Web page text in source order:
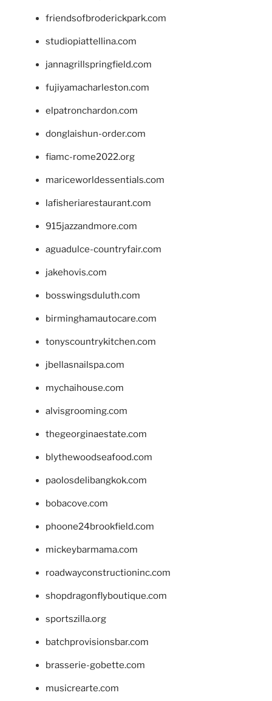
friendsofbroderickpark.com
studiopiattellina.com
jannagrillspringfield.com
fujiyamacharleston.com
elpatronchardon.com
donglaishun-order.com
fiamc-rome2022.org
mariceworldessentials.com
lafisheriarestaurant.com
915jazzandmore.com
aguadulce-countryfair.com
jakehovis.com
bosswingsduluth.com
birminghamautocare.com
tonyscountrykitchen.com
jbellasnailspa.com
mychaihouse.com
alvisgrooming.com
thegeorginaestate.com
blythewoodseafood.com
paolosdelibangkok.com
bobacove.com
phoone24brookfield.com
mickeybarmama.com
roadwayconstructioninc.com
shopdragonflyboutique.com
sportszilla.org
batchprovisionsbar.com
brasserie-gobette.com
musicrearte.com